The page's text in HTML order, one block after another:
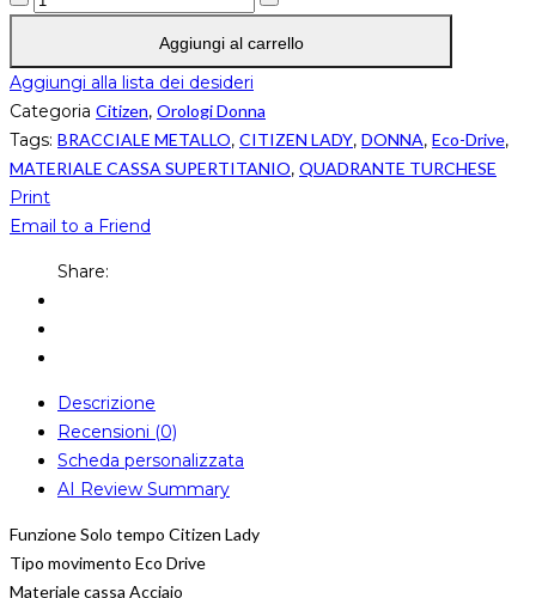
Aggiungi al carrello
Aggiungi alla lista dei desideri
Categoria Citizen, Orologi Donna
Tags: BRACCIALE METALLO, CITIZEN LADY, DONNA, Eco-Drive,
MATERIALE CASSA SUPERTITANIO, QUADRANTE TURCHESE
Print
Email to a Friend
Share:
Descrizione
Recensioni (0)
Scheda personalizzata
AI Review Summary
Funzione Solo tempo Citizen Lady
Tipo movimento Eco Drive
Materiale cassa Acciaio